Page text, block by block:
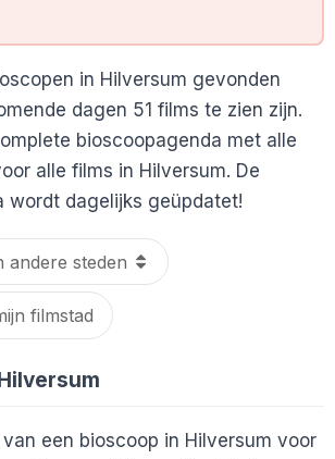
in Hilversum gevonden
dagen 51 films te zien zijn.
bioscoopagenda met alle
alle films in Hilversum. De
wordt dagelijks geüpdatet!
filmstad
een bioscoop in Hilversum voor